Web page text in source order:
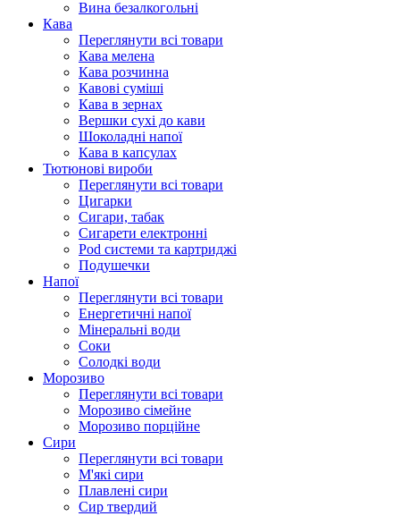
Вина безалкогольні
Кава
Переглянути всі товари
Кава мелена
Кава розчинна
Кавові суміші
Кава в зернах
Вершки сухі до кави
Шоколадні напої
Кава в капсулах
Тютюнові вироби
Переглянути всі товари
Цигарки
Сигари, табак
Сигарети електронні
Pod системи та картриджі
Подушечки
Напої
Переглянути всі товари
Енергетичні напої
Мінеральні води
Соки
Солодкі води
Морозиво
Переглянути всі товари
Морозиво сімейне
Морозиво порційне
Сири
Переглянути всі товари
М'які сири
Плавлені сири
Сир твердий